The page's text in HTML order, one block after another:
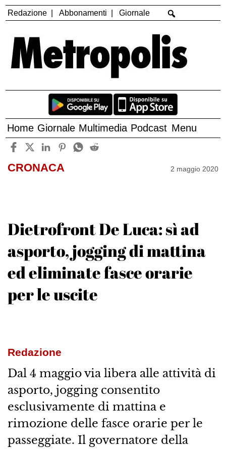
Redazione Abbonamenti Giornale
Home Giornale Multimedia Podcast Menu
CRONACA 2 maggio 2020
Dietrofront De Luca: sì ad
asporto, jogging di mattina
ed eliminate fasce orarie
per le uscite
Redazione
Dal 4 maggio via libera alle attività di
asporto, jogging consentito
esclusivamente di mattina e
rimozione delle fasce orarie per le
passeggiate. Il governatore della